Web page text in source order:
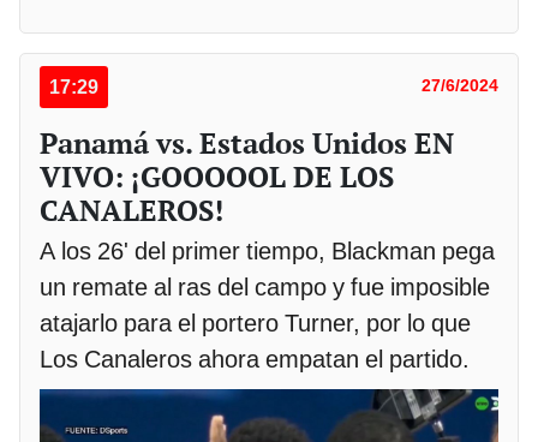
17:29 27/6/2024
Panamá vs. Estados Unidos EN
VIVO: ¡GOOOOOL DE LOS
CANALEROS!
A los 26' del primer tiempo, Blackman pega
un remate al ras del campo y fue imposible
atajarlo para el portero Turner, por lo que
Los Canaleros ahora empatan el partido.